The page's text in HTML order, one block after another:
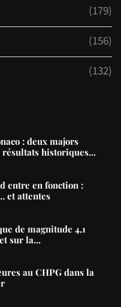
(179)
(156)
(132)
: deux majors
résultats historiques...
entre en fonction :
et attentes
de magnitude 4,1
sur la...
au CHPG dans la